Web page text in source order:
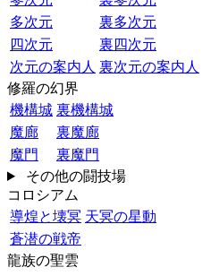
多次元
裏多次元
四次元
裏四次元
次元の案内人 裏次元の案内人
修羅の幻界
機構城 裏機構城
魔廊
裏魔廊
魔門
裏魔門
その他の闘技場
コロシアム
導煌と壊冥 天冥の星動
蒼潜の戦帝
龍族の聖雲